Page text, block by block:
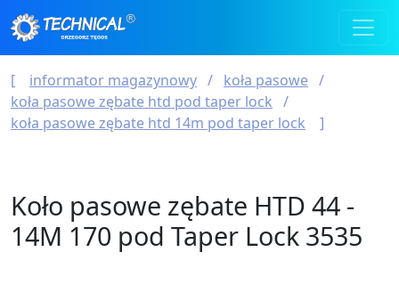
informator magazynowy
koła pasowe
koła pasowe zębate htd pod taper lock
koła pasowe zębate htd 14m pod taper lock
Koło pasowe zębate HTD 44 -
14M 170 pod Taper Lock 3535